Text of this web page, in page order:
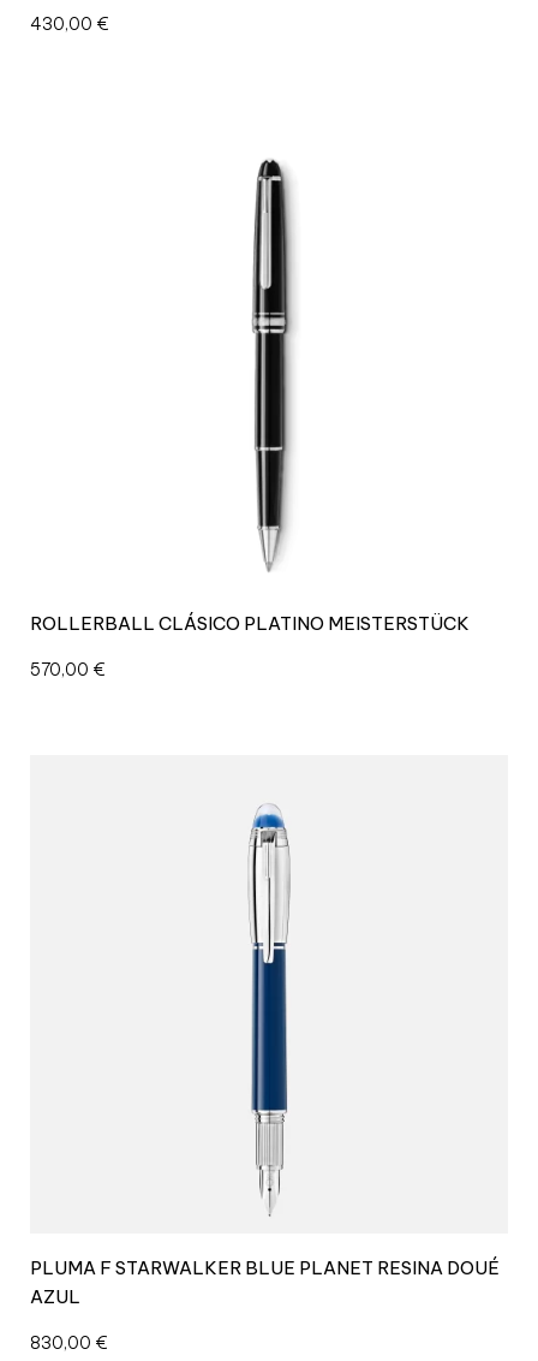
430,00 €
ROLLERBALL CLÁSICO PLATINO MEISTERSTÜCK
570,00 €
PLUMA F STARWALKER BLUE PLANET RESINA DOUÉ
AZUL
830,00 €